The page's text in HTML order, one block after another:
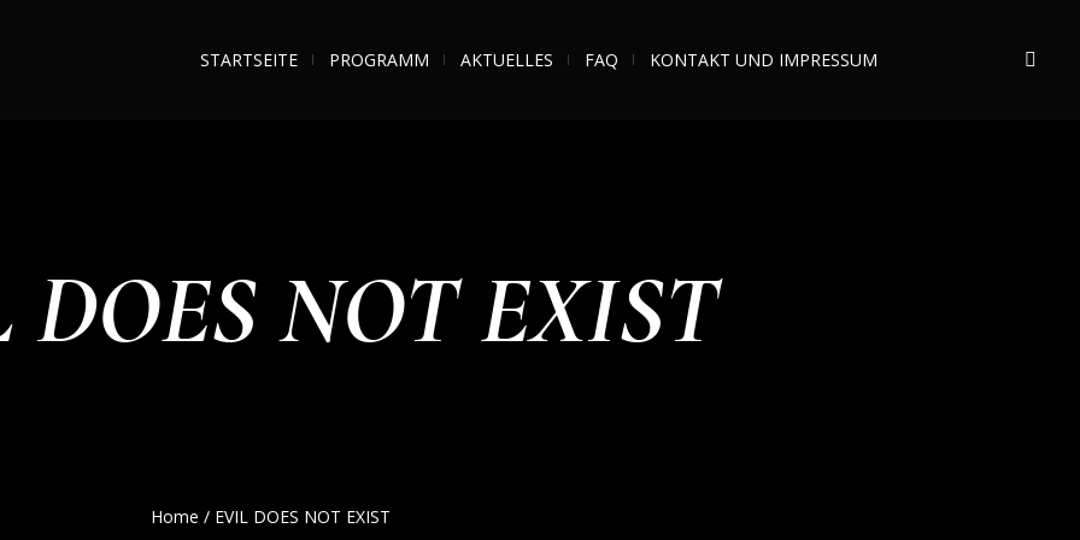
STARTSEITE PROGRAMM AKTUELLES FAQ KONTAKT UND IMPRESSUM
NOT EXIST
Home / EVIL DOES NOT EXIST